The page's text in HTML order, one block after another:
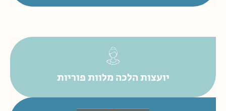
יועצות הלכה מלוות פוריות